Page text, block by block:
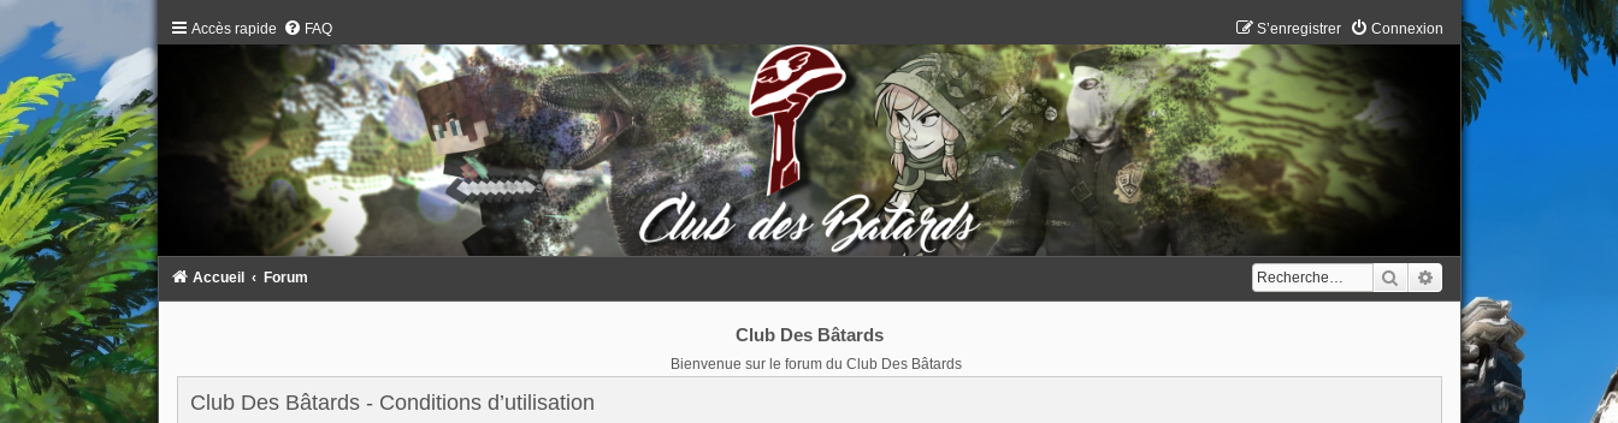
Accès rapide FAQ Connexion
S’enregistrer
Rechercher
Accueil Forum
Club Des Bâtards
Bienvenue sur le forum du Club Des Bâtards
Club Des Bâtards - Conditions d’utilisation